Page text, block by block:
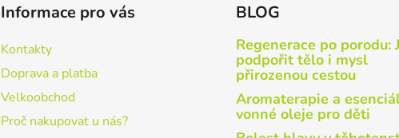
Informace pro vás
Kontakty
Doprava a platba
Velkoobchod
Proč nakupovat u nás?
BLOG
Regenerace po porodu:
podpořit tělo i mysl
přirozenou cestou
Aromaterapie a
vonné oleje pro děti